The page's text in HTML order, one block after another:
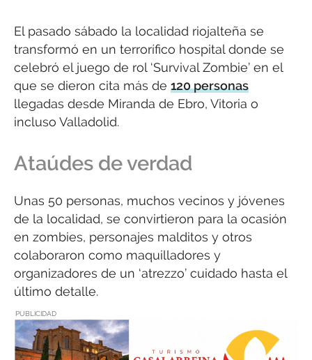
El pasado sábado la localidad riojalteña se
transformó en un terrorífico hospital donde se
celebró el juego de rol ‘Survival Zombie’ en el
que se dieron cita más de 120 personas
llegadas desde Miranda de Ebro, Vitoria o
incluso Valladolid.
Ataúdes de verdad
Unas 50 personas, muchos vecinos y jóvenes
de la localidad, se convirtieron para la ocasión
en zombies, personajes malditos y otros
colaboraron como maquilladores y
organizadores de un ‘atrezzo’ cuidado hasta el
último detalle.
PUBLICIDAD